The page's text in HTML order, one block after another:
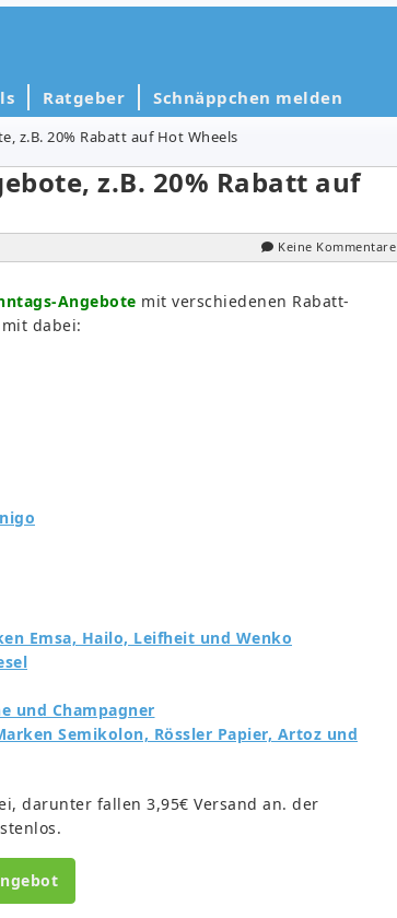
Ratgeber Schnäppchen melden
z.B. 20% Rabatt auf Hot Wheels
z.B. 20% Rabatt auf
Keine Kommentare
Angebote mit verschiedenen Rabatt-
dabei:
Emsa, Hailo, Leifheit und Wenko
und Champagner
Semikolon, Rössler Papier, Artoz und
darunter fallen 3,95€ Versand an. der